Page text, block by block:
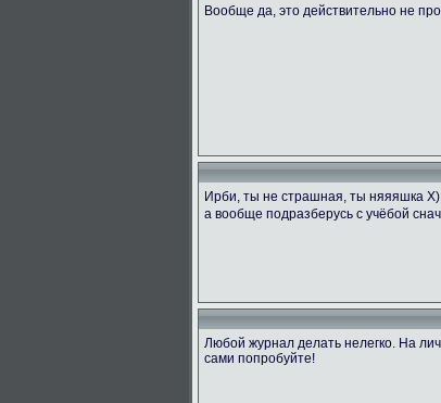
Вообще да, это действительно не
Ирби, ты не страшная, ты няяяшка
а вообще подразберусь с учёбой
Любой журнал делать нелегко. На
сами попробуйте!